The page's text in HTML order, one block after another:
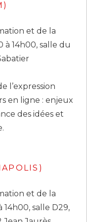
et de la
14h00, salle du
l’expression
en ligne : enjeux
des idées et
et de la
14h00, salle D29,